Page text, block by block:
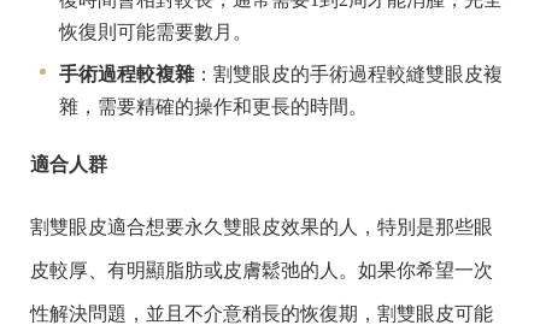
恢復則可能需要數月。
手術過程較複雜：割雙眼皮的手術過程較縫雙眼皮複
雜，需要精確的操作和更長的時間。
適合人群
割雙眼皮適合想要永久雙眼皮效果的人，特別是那些眼
皮較厚、有明顯脂肪或皮膚鬆弛的人。如果你希望一次
性解決問題，並且不介意稍長的恢復期，割雙眼皮可能